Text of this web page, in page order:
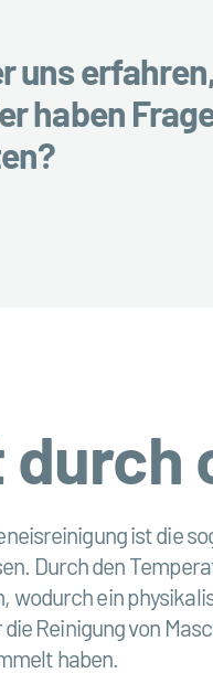
uns
haben
ist die
Durch den
wodurch ein
Reinigung von
haben.